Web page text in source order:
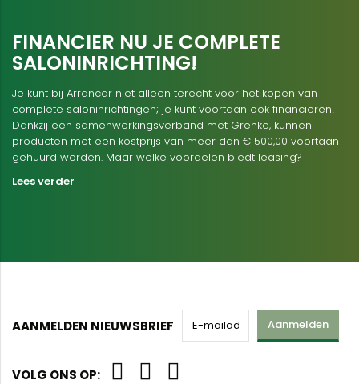
FINANCIER NU JE COMPLETE
SALONINRICHTING!
Je kunt bij Arrancar niet alleen terecht voor het kopen van
complete saloninrichtingen; je kunt voortaan ook financieren!
Dankzij een samenwerkingsverband met Grenke, kunnen
producten met een kostprijs van meer dan € 500,00 voortaan
gehuurd worden. Maar welke voordelen biedt leasing?
Lees verder
AANMELDEN NIEUWSBRIEF Aanmelden
VOLG ONS OP: